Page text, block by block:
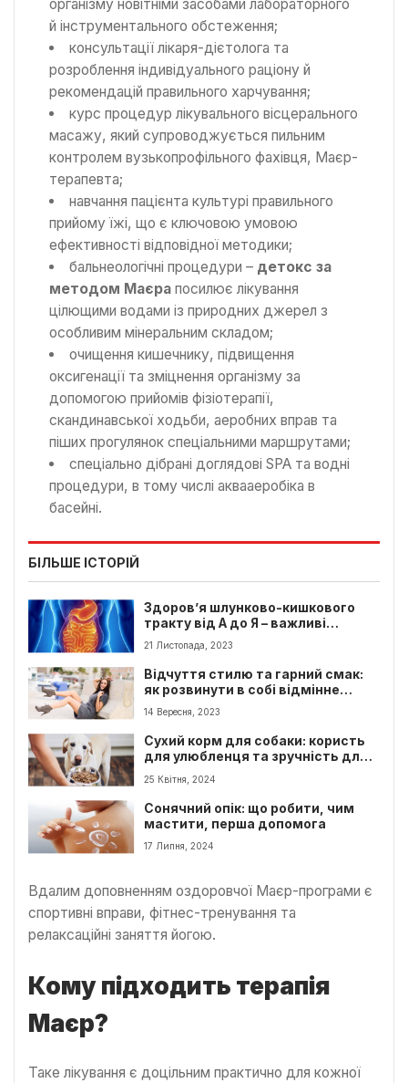
організму новітніми засобами лабораторного
й інструментального обстеження;
консультації лікаря-дієтолога та
розроблення індивідуального раціону й
рекомендацій правильного харчування;
курс процедур лікувального вісцерального
масажу, який супроводжується пильним
контролем вузькопрофільного фахівця, Маєр-
терапевта;
навчання пацієнта культурі правильного
прийому їжі, що є ключовою умовою
ефективності відповідної методики;
бальнеологічні процедури – детокс за
методом Маєра посилює лікування
цілющими водами із природних джерел з
особливим мінеральним складом;
очищення кишечнику, підвищення
оксигенації та зміцнення організму за
допомогою прийомів фізіотерапії,
скандинавської ходьби, аеробних вправ та
піших прогулянок спеціальними маршрутами;
спеціально дібрані доглядові SPA та водні
процедури, в тому числі аквааеробіка в
басейні.
БІЛЬШЕ ІСТОРІЙ
Здоров’я шлунково-кишкового
тракту від А до Я – важливі
поради
21 Листопада, 2023
Відчуття стилю та гарний смак:
як розвинути в собі відмінне
відчуття стилю й смаку? Ключові
кроки
14 Вересня, 2023
Сухий корм для собаки: користь
для улюбленця та зручність для
господаря
25 Квітня, 2024
Сонячний опік: що робити, чим
мастити, перша допомога
17 Липня, 2024
Вдалим доповненням оздоровчої Маєр-програми є
спортивні вправи, фітнес-тренування та
релаксаційні заняття йогою.
Кому підходить терапія
Маєр?
Таке лікування є доцільним практично для кожної